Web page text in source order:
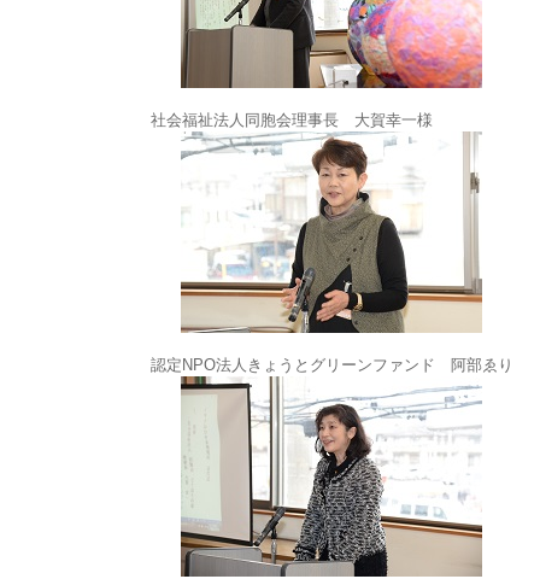
社会福祉法人同胞会理事長 大賀幸一様
認定NPO法人きょうとグリーンファンド 阿部ゑり